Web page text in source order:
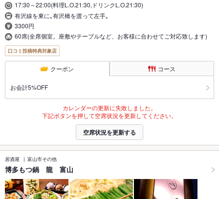
17:30～22:00(料理L.O.21:30,ドリンクL.O.21:30)
有沢線を東に｡有沢橋を渡って左手｡
3300円
60席(全席個室。座敷やテーブルなど、お客様に合わせてご対応致します)
口コミ投稿特典対象店
クーポン コース
お会計5%OFF
カレンダーの更新に失敗しました。
下記ボタンを押して空席状況を更新してください。
空席状況を更新する
居酒屋 富山市その他
博多もつ鍋 龍 富山